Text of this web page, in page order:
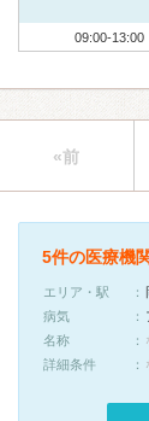
09:00-13:00
«前
5件の医療機
エリア・駅
病気
名称
詳細条件